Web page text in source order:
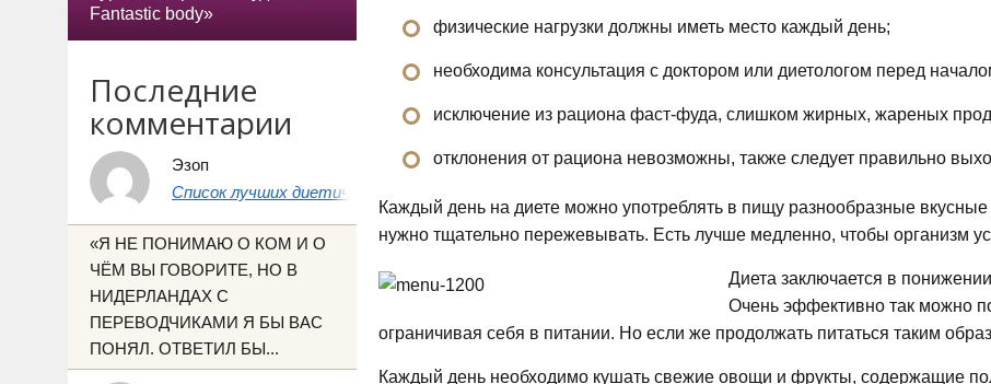
физические нагрузки должны иметь место каждый день;
необходима консультация с доктором или диетологом перед
исключение из рациона фаст-фуда, слишком жирных, жареных
отклонения от рациона невозможны, также следует правильно
Каждый день на диете можно употреблять в пищу разнообразные
нужно тщательно пережевывать. Есть лучше медленно, чтобы организм
Диета заключается в
Очень эффективно так можно
ограничивая себя в питании. Но если же продолжать питаться таким
Каждый день необходимо кушать свежие овощи и фрукты, содержащие
Fantastic body»
Последние
комментарии
Эзоп
Список лучших диетических продуктов питания для похудения
«Я НЕ ПОНИМАЮ О КОМ И О
ЧЁМ ВЫ ГОВОРИТЕ, НО В
НИДЕРЛАНДАХ С
ПЕРЕВОДЧИКАМИ Я БЫ ВАС
ПОНЯЛ. ОТВЕТИЛ БЫ...